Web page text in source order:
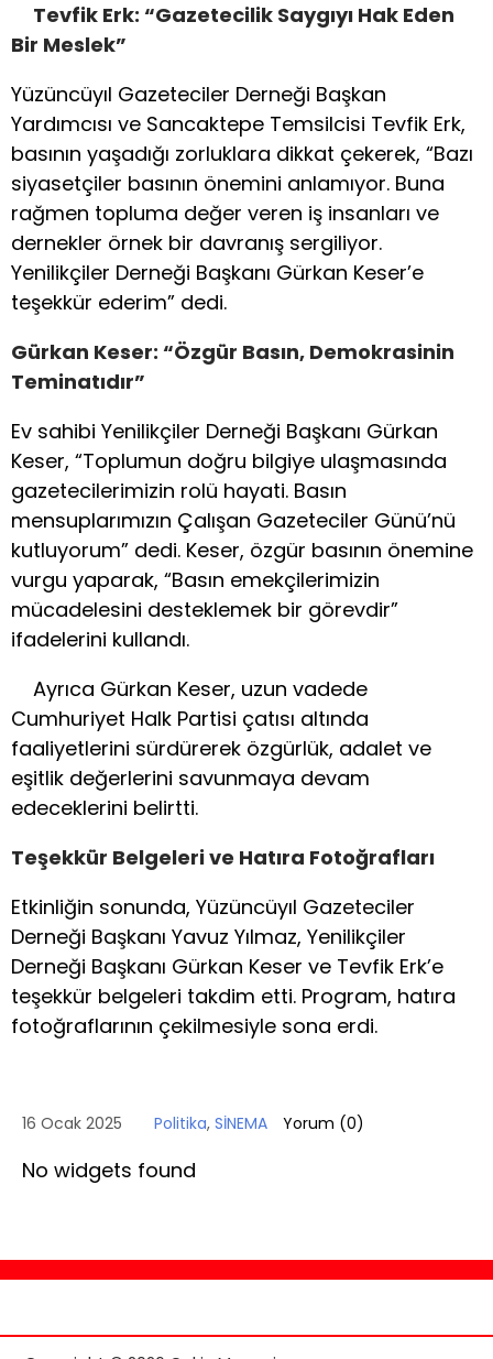
Tevfik Erk: “Gazetecilik Saygıyı Hak Eden
Bir Meslek”
Yüzüncüyıl Gazeteciler Derneği Başkan
Yardımcısı ve Sancaktepe Temsilcisi Tevfik Erk,
basının yaşadığı zorluklara dikkat çekerek, “Bazı
siyasetçiler basının önemini anlamıyor. Buna
rağmen topluma değer veren iş insanları ve
dernekler örnek bir davranış sergiliyor.
Yenilikçiler Derneği Başkanı Gürkan Keser’e
teşekkür ederim” dedi.
Gürkan Keser: “Özgür Basın, Demokrasinin
Teminatıdır”
Ev sahibi Yenilikçiler Derneği Başkanı Gürkan
Keser, “Toplumun doğru bilgiye ulaşmasında
gazetecilerimizin rolü hayati. Basın
mensuplarımızın Çalışan Gazeteciler Günü’nü
kutluyorum” dedi. Keser, özgür basının önemine
vurgu yaparak, “Basın emekçilerimizin
mücadelesini desteklemek bir görevdir”
ifadelerini kullandı.
Ayrıca Gürkan Keser, uzun vadede
Cumhuriyet Halk Partisi çatısı altında
faaliyetlerini sürdürerek özgürlük, adalet ve
eşitlik değerlerini savunmaya devam
edeceklerini belirtti.
Teşekkür Belgeleri ve Hatıra Fotoğrafları
Etkinliğin sonunda, Yüzüncüyıl Gazeteciler
Derneği Başkanı Yavuz Yılmaz, Yenilikçiler
Derneği Başkanı Gürkan Keser ve Tevfik Erk’e
teşekkür belgeleri takdim etti. Program, hatıra
fotoğraflarının çekilmesiyle sona erdi.
16 Ocak 2025 Politika, SİNEMA Yorum (0)
No widgets found